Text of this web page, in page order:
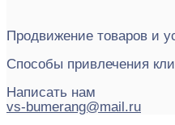
Продвижение товаров и
Способы привлечения
Написать нам
vs-bumerang@mail.ru